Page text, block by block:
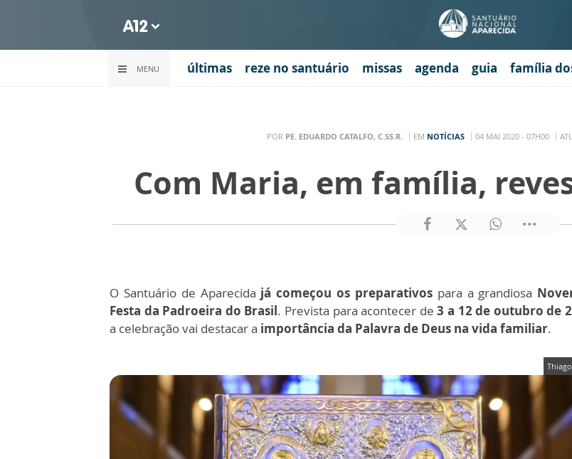
MENU últimas reze no santuário missas agenda guia família
POR PE. EDUARDO CATALFO, C.SS.R. EM NOTÍCIAS 04 MAI 2020 - 07H00
Com Maria, em família,
O Santuário de Aparecida já começou os preparativos para a grandiosa
Festa da Padroeira do Brasil. Prevista para acontecer de3 a 12 de outubro de
a celebração vai destacar a importância da Palavra de Deus na vida familiar.